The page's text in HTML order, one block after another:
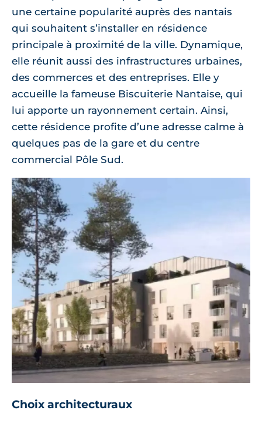
une certaine popularité auprès des nantais
qui souhaitent s’installer en résidence
principale à proximité de la ville. Dynamique,
elle réunit aussi des infrastructures urbaines,
des commerces et des entreprises. Elle y
accueille la fameuse Biscuiterie Nantaise, qui
lui apporte un rayonnement certain. Ainsi,
cette résidence profite d’une adresse calme à
quelques pas de la gare et du centre
commercial Pôle Sud.
Choix architecturaux